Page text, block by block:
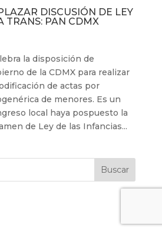
DISCUSIÓN DE LEY
TRANS: PAN CDMX
la disposición de
de la CDMX para realizar
de actas por
de menores. Es un
local haya pospuesto la
de Ley de las Infancias...